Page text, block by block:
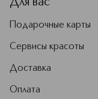
Для вас
Подарочные карты
Сервисы красоты
Доставка
Оплата